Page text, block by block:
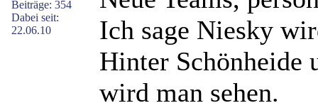
Beiträge: 354
Dabei seit:
22.06.10
Ich sage Niesky
Hinter Schönheide
wird man sehen.